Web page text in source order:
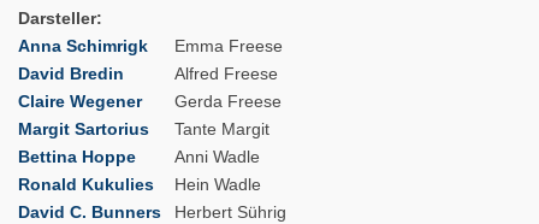
Darsteller
Anna Schimrigk
Emma Freese
David Bredin
Alfred Freese
Claire Wegener
Gerda Freese
Margit Sartorius
Tante Margit
Bettina Hoppe
Anni Wadle
Ronald Kukulies
Hein Wadle
David C. Bunners
Herbert Sührig